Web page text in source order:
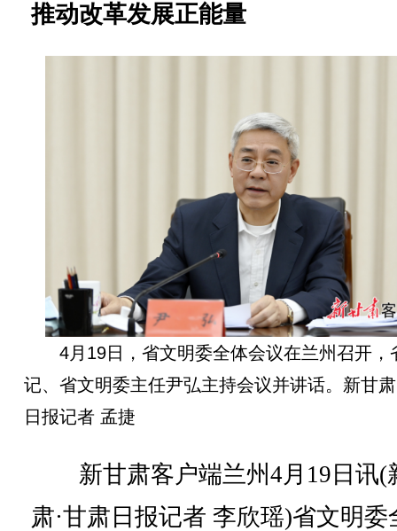
推动改革发展正能量
4月19日，省文明委全体会议在兰州召开，
记、省文明委主任尹弘主持会议并讲话。新甘肃
日报记者 孟捷
新甘肃客户端兰州4月19日讯(
肃·甘肃日报记者 李欣瑶)省文明委